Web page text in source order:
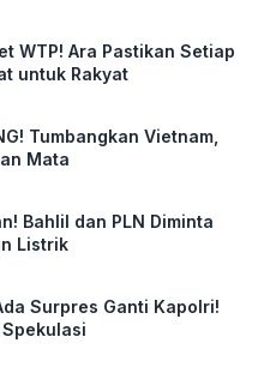
WTP! Ara Pastikan Setiap
untuk Rakyat
Tumbangkan Vietnam,
Mata
Bahlil dan PLN Diminta
Listrik
Surpres Ganti Kapolri!